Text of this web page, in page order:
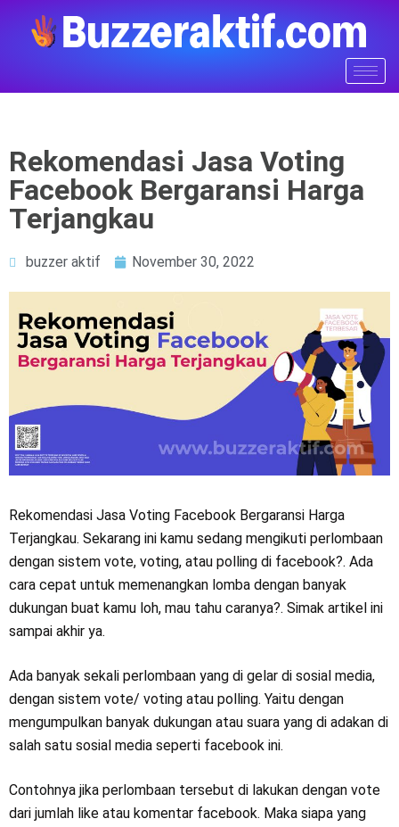
Rekomendasi Jasa Voting
Facebook Bergaransi Harga
Terjangkau
buzzer aktif November 30, 2022
Rekomendasi Jasa Voting Facebook Bergaransi Harga
Terjangkau. Sekarang ini kamu sedang mengikuti perlombaan
dengan sistem vote, voting, atau polling di facebook?. Ada
cara cepat untuk memenangkan lomba dengan banyak
dukungan buat kamu loh, mau tahu caranya?. Simak artikel ini
sampai akhir ya.
Ada banyak sekali perlombaan yang di gelar di sosial media,
dengan sistem vote/ voting atau polling. Yaitu dengan
mengumpulkan banyak dukungan atau suara yang di adakan di
salah satu sosial media seperti facebook ini.
Contohnya jika perlombaan tersebut di lakukan dengan vote
dari jumlah like atau komentar facebook. Maka siapa yang